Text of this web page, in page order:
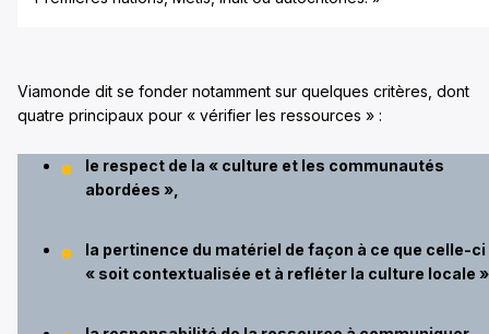
Viamonde dit se fonder notamment sur quelques critères, dont
quatre principaux pour « vérifier les ressources » :
le respect de la « culture et les communautés
abordées »,
la pertinence du matériel de façon à ce que celle-ci
« soit contextualisée et à refléter la culture locale